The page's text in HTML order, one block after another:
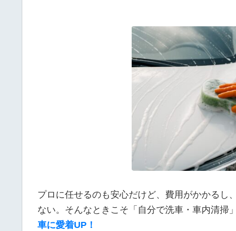
プロに任せるのも安心だけど、費用がかかるし
ない。そんなときこそ「自分で洗車・車内清掃
車に愛着UP！